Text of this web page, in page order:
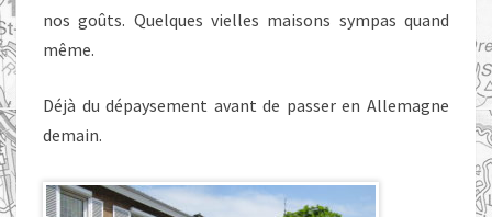
nos goûts. Quelques vielles maisons sympas quand
même.
Déjà du dépaysement avant de passer en Allemagne
demain.